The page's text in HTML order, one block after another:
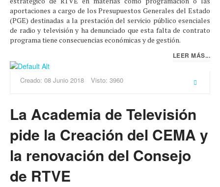
aportaciones a cargo de los Presupuestos Generales del Estado
(PGE) destinadas a la prestación del servicio público esenciales
de radio y televisión y ha denunciado que esta falta de contrato
programa tiene consecuencias económicas y de gestión.
LEER MÁS...
Creado: 08 Junio 2018 Visto: 3960
La Academia de Televisión
pide la Creación del CEMA y
la renovación del Consejo
de RTVE